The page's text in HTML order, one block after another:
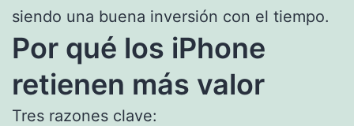
siendo una buena inversión con el tiempo.
Por qué los iPhone
retienen más valor
Tres razones clave: